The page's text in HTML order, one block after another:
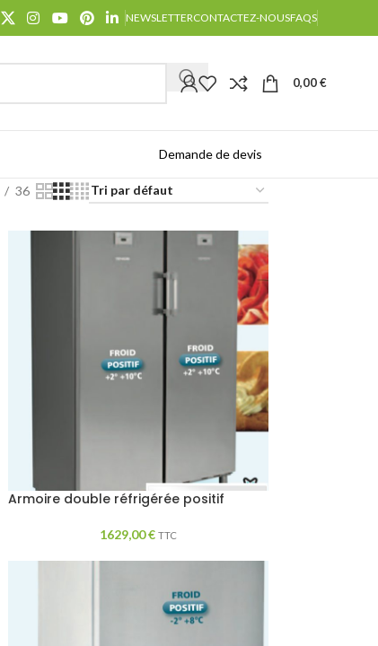
NEWSLETTERCONTACTEZ-NOUSFAQS
0,00€
Demande de devis
36
Armoire double réfrigérée positif
1629,00€ TTC